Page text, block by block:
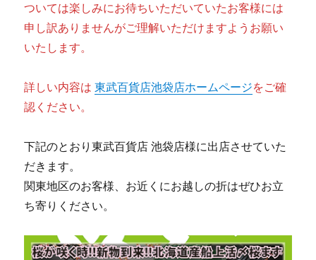
ついては楽しみにお待ちいただいていたお客様には
申し訳ありませんがご理解いただけますようお願い
いたします。
詳しい内容は東武百貨店池袋店ホームページをご確
認ください。
下記のとおり東武百貨店 池袋店様に出店させていた
だきます。
関東地区のお客様、お近くにお越しの折はぜひお立
ち寄りください。